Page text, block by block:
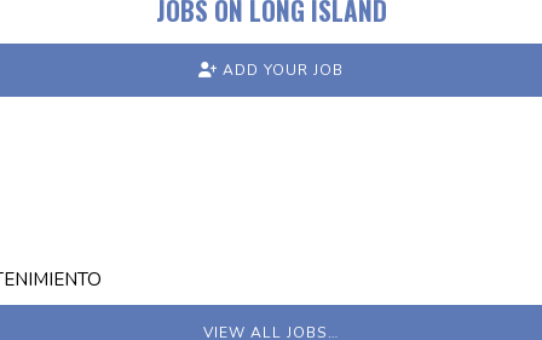
JOBS ON LONG ISLAND
ADD YOUR JOB
VIEW ALL JOBS…